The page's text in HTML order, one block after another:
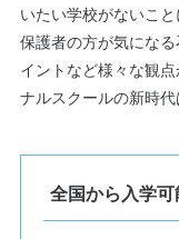
いたい学校がないこ
保護者の方が気にな
イントなど様々な観
ナルスクールの新時代
全国から入学